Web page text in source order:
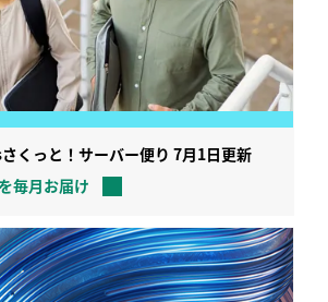
くっと！サーバー便り 7月1日更新
毎月お届け